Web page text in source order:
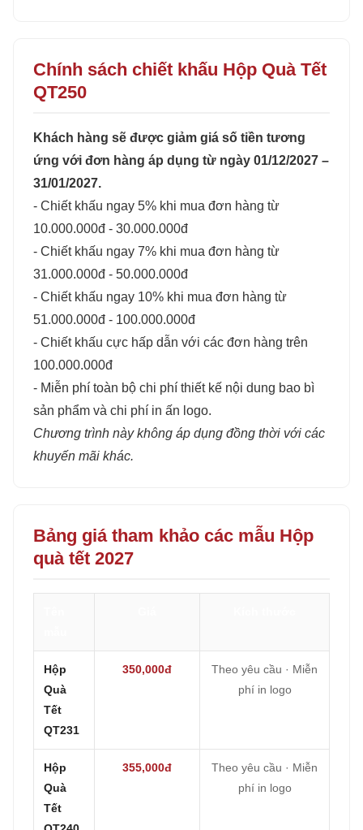
Chính sách chiết khấu Hộp Quà Tết
QT250
Khách hàng sẽ được giảm giá số tiền tương
ứng với đơn hàng áp dụng từ ngày 01/12/2027 –
31/01/2027.
- Chiết khấu ngay 5% khi mua đơn hàng từ
10.000.000đ - 30.000.000đ
- Chiết khấu ngay 7% khi mua đơn hàng từ
31.000.000đ - 50.000.000đ
- Chiết khấu ngay 10% khi mua đơn hàng từ
51.000.000đ - 100.000.000đ
- Chiết khấu cực hấp dẫn với các đơn hàng trên
100.000.000đ
- Miễn phí toàn bộ chi phí thiết kế nội dung bao bì
sản phẩm và chi phí in ấn logo.
Chương trình này không áp dụng đồng thời với các
khuyến mãi khác.
Bảng giá tham khảo các mẫu Hộp
quà tết 2027
Hộp
Quà
Tết
QT231
350,000đ
Theo yêu cầu · Miễn
phí in logo
Hộp
Quà
Tết
355,000đ
Theo yêu cầu · Miễn
phí in logo